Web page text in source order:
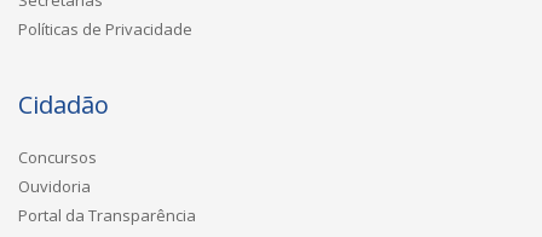
Políticas de Privacidade
Cidadão
Concursos
Ouvidoria
Portal da Transparência